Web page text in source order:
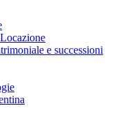
e successioni